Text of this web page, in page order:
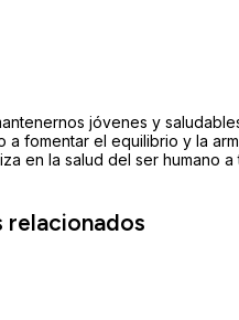
jóvenes y
fomentar el equilibrio y la
en la salud del ser humano
relacionados